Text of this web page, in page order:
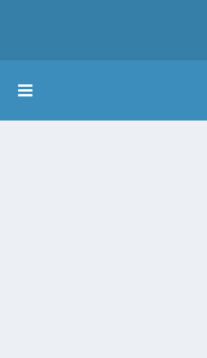
Bulmaca